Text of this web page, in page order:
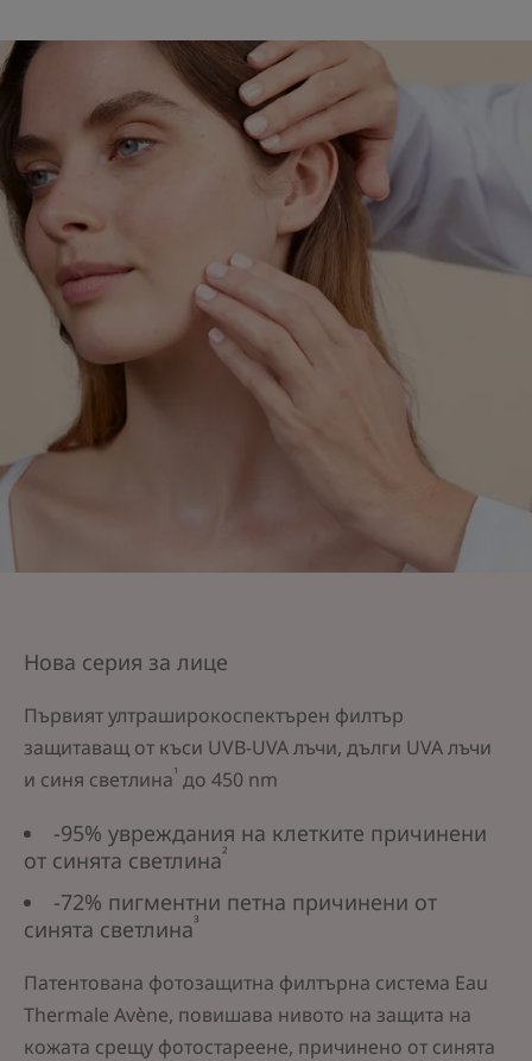
Нова серия за лице
Първият ултраширокоспектърен филтър
защитаващ от къси UVB-UVA лъчи, дълги UVA лъчи
и синя светлина¹ до 450 nm
-95% увреждания на клетките причинени
от синята светлина²
-72% пигментни петна причинени от
синята светлина³
Патентована фотозащитна филтърна система Eau
Thermale Avène, повишава нивото на защита на
кожата срещу фотостареене, причинено от синята